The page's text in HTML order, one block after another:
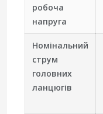
робоча
напруга
Номінальний
струм
головних
ланцюгів